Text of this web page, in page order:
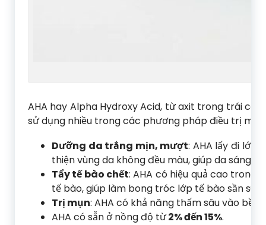
AHA hay Alpha Hydroxy Acid, từ axit trong trái
sử dụng nhiều trong các phương pháp điều trị
Dưỡng da trắng mịn, mượt: AHA lấy đi lớp
thiện vùng da không đều màu, giúp da sáng
Tẩy tế bào chết: AHA có hiệu quả cao trong
tế bào, giúp làm bong tróc lớp tế bào sần sùi
Trị mụn: AHA có khả năng thấm sâu vào bề
AHA có sẵn ở nồng độ từ2% đến 15%.